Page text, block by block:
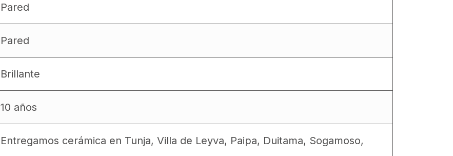
Pared
Pared
Brillante
10 años
Entregamos cerámica en Tunja, Villa de Leyva, Paipa, Duitama, Sogamoso,